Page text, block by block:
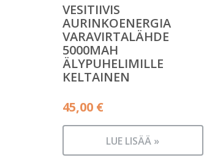
VESITIIVIS
AURINKOENERGIA
VARAVIRTALÄHDE
5000MAH
ÄLYPUHELIMILLE
KELTAINEN
45,00 €
LUE LISÄÄ »